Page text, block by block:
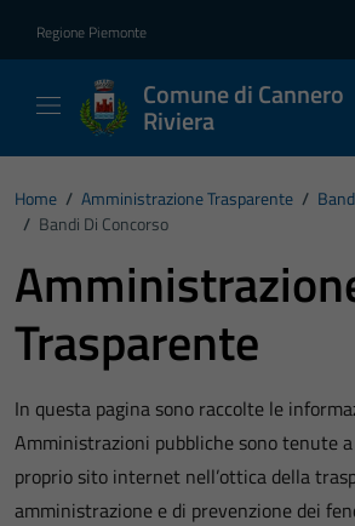
Regione Piemonte
Comune di Cannero
Riviera
Home / Amministrazione Trasparente /
/ Bandi Di Concorso
Trasparente
In questa pagina sono raccolte le
Amministrazioni pubbliche sono tenute
proprio sito internet nell’ottica della
amministrazione e di prevenzione dei